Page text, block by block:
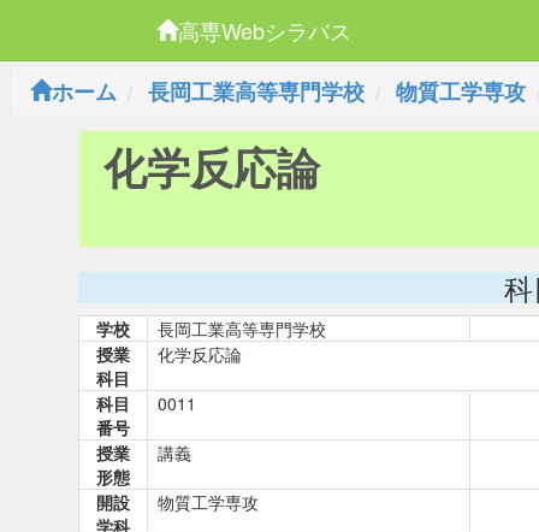
高専Webシラバス
ホーム
長岡工業高等専門学校 物質工学専攻
化学反応論
学校
長岡工業高等専門学校
授業
科目
化学反応論
科目
番号
0011
授業
形態
講義
開設
学科
物質工学専攻